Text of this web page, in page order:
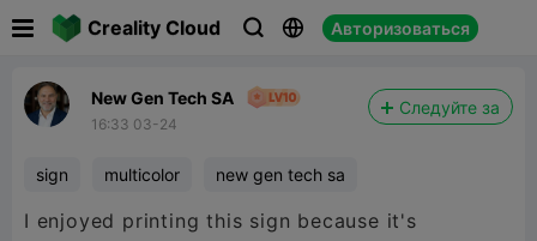
Creality Cloud   Авторизоваться
New Gen Tech SA
16:33 03-24
Следуйте за
sign multicolor new gen tech sa
I enjoyed printing this sign because it's